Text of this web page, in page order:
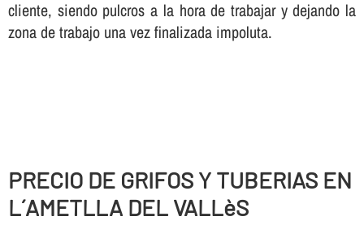
cliente, siendo pulcros a la hora de trabajar y dejando la
zona de trabajo una vez finalizada impoluta.
PRECIO DE GRIFOS Y TUBERIAS EN
L´AMETLLA DEL VALLèS